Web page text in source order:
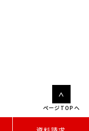
ページTOPへ